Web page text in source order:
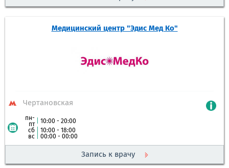
Медицинский центр "Эдис Мед Ко"
Чертановская
пн-
пт| 10:00 - 20:00
сб
10:00 - 18:00
вс
00:00 - 00:00
Запись к врачу